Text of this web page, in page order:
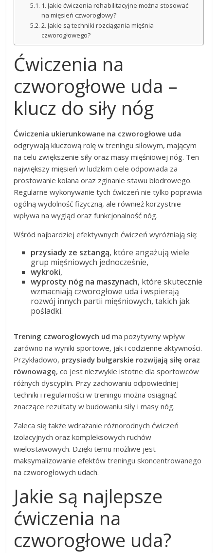
1. Jakie ćwiczenia rehabilitacyjne można stosować
na mięsień czworogłowy?
2. Jakie są techniki rozciągania mięśnia
czworogłowego?
Ćwiczenia na
czworogłowe uda –
klucz do siły nóg
Ćwiczenia ukierunkowane na czworogłowe uda
odgrywają kluczową rolę w treningu siłowym, mającym
na celu zwiększenie siły oraz masy mięśniowej nóg. Ten
największy mięsień w ludzkim ciele odpowiada za
prostowanie kolana oraz zginanie stawu biodrowego.
Regularne wykonywanie tych ćwiczeń nie tylko poprawia
ogólną wydolność fizyczną, ale również korzystnie
wpływa na wygląd oraz funkcjonalność nóg.
Wśród najbardziej efektywnych ćwiczeń wyróżniają się:
przysiady ze sztangą, które angażują wiele
grup mięśniowych jednocześnie,
wykroki,
wyprosty nóg na maszynach, które skutecznie
wzmacniają czworogłowe uda i wspierają
rozwój innych partii mięśniowych, takich jak
pośladki.
Trening czworogłowych ud ma pozytywny wpływ
zarówno na wyniki sportowe, jak i codzienne aktywności.
Przykładowo, przysiady bułgarskie rozwijają siłę oraz
równowagę, co jest niezwykle istotne dla sportowców
różnych dyscyplin. Przy zachowaniu odpowiedniej
techniki i regularności w treningu można osiągnąć
znaczące rezultaty w budowaniu siły i masy nóg.
Zaleca się także wdrażanie różnorodnych ćwiczeń
izolacyjnych oraz kompleksowych ruchów
wielostawowych. Dzięki temu możliwe jest
maksymalizowanie efektów treningu skoncentrowanego
na czworogłowych udach.
Jakie są najlepsze
ćwiczenia na
czworogłowe uda?